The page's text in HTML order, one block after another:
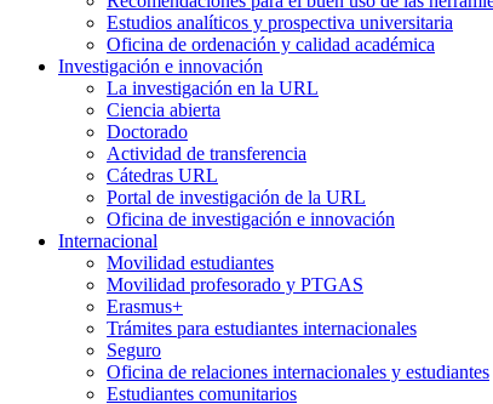
Estudios analíticos y prospectiva universitaria
Oficina de ordenación y calidad académica
Investigación e innovación
La investigación en la URL
Ciencia abierta
Doctorado
Actividad de transferencia
Cátedras URL
Portal de investigación de la URL
Oficina de investigación e innovación
Internacional
Movilidad estudiantes
Movilidad profesorado y PTGAS
Erasmus+
Trámites para estudiantes internacionales
Seguro
Oficina de relaciones internacionales y estudiantes
Estudiantes comunitarios